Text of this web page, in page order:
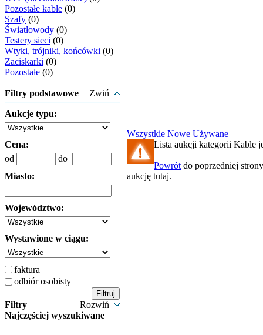
Pozostałe kable (0)
Szafy (0)
Światłowody (0)
Testery sieci (0)
Wtyki, trójniki, końcówki (0)
Zaciskarki (0)
Pozostałe (0)
Filtry podstawowe Zwiń
Aukcje typu:
Cena:
od
do
Miasto:
Województwo:
Wystawione w ciągu:
faktura
odbiór osobisty
Filtry
Rozwiń
Najczęściej wyszukiwane
Wszystkie Nowe Używane
Lista aukcji kategorii Kable
Powrót do poprzedniej
aukcję tutaj.